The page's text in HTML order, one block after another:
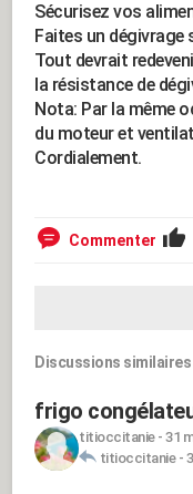
Sécurisez vos
Faites un dégivrage
Tout devrait
la résistance de
Nota: Par la même
du moteur et
Cordialement.
Commenter
Discussions similaires
frigo
titioccitanie- 31
titioccitanie-